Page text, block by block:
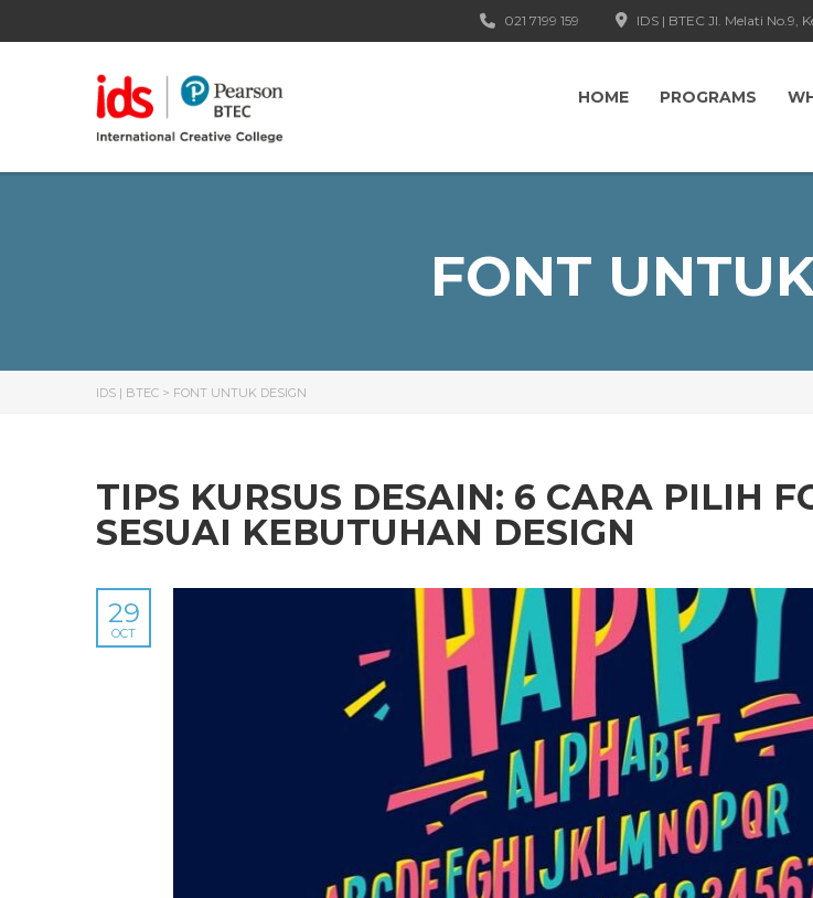
IDS | BTEC Jl. Melati
021 7199 159
HOME PROGRAMS
FONT
IDS | BTEC > FONT UNTUK DESIGN
TIPS KURSUS DESAIN: 6 CARA PILIH
SESUAI KEBUTUHAN DESIGN
29
OCT